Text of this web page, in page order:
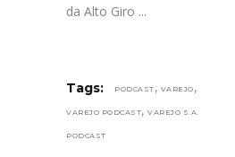
da Alto Giro
Tags: PODCAST , VAREJO ,
VAREJO PODCAST, VAREJO S.A.
PODCAST